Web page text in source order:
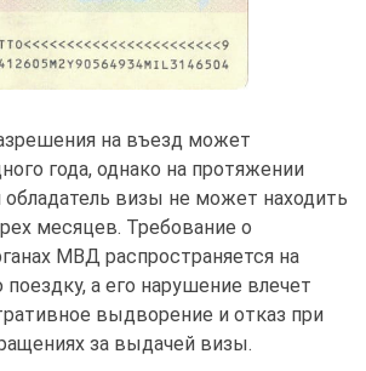
на въезд может
года, однако на протяжении
обладатель визы не может находить
месяцев. Требование о
МВД распространяется на
а его нарушение влечет
выдворение и отказ при
за выдачей визы.